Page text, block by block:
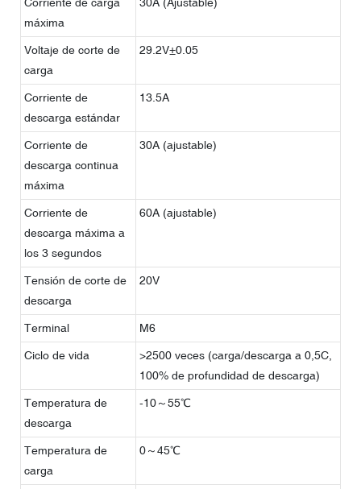
máxima
Voltaje de corte de
carga
29.2V±0.05
Corriente de
descarga estándar
13.5A
Corriente de
descarga continua
máxima
30A (ajustable)
Corriente de
descarga máxima a
los 3 segundos
60A (ajustable)
Tensión de corte de
descarga
20V
Terminal M6
Ciclo de vida
>2500 veces (carga/descarga a 0,5C,
100% de profundidad de descarga)
Temperatura de
descarga
-10～55℃
Temperatura de
carga
0～45℃